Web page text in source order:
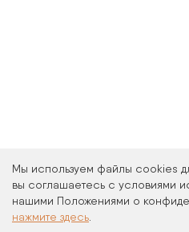
Мы используем файлы cookies
вы соглашаетесь с условиями
нашими Положениями о
нажмите здесь